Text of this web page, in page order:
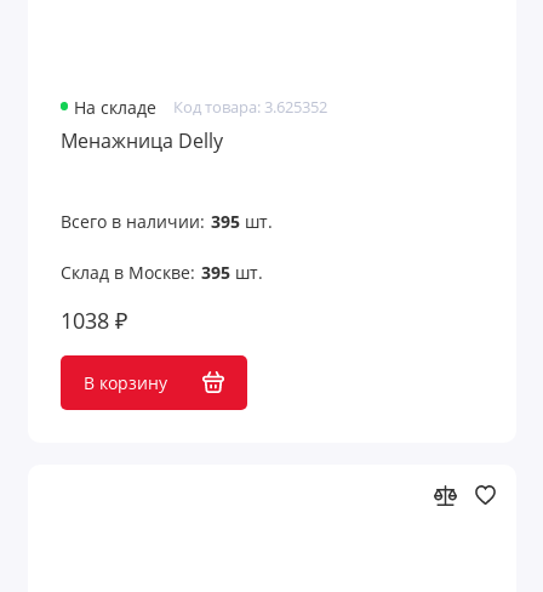
Тубусы для вина
Фляжки
Холодильники для вина
Чайники
Чайные и кофейные наборы
На складе Код товара: 3.625352
Менажница Delly
Всего в наличии: 395шт.
Склад в Москве: 395шт.
1038 ₽
В корзину